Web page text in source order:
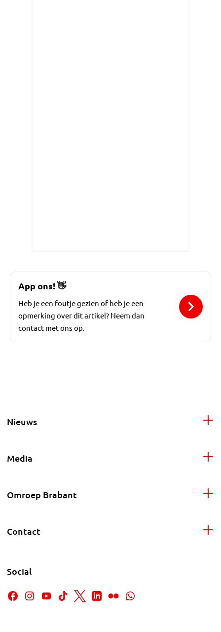
App ons! 👋
Heb je een foutje gezien of heb je een
opmerking over dit artikel? Neem dan
contact met ons op.
Nieuws
Media
Omroep Brabant
Contact
Social